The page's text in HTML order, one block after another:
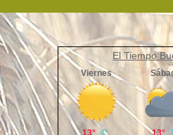
El Tiempo